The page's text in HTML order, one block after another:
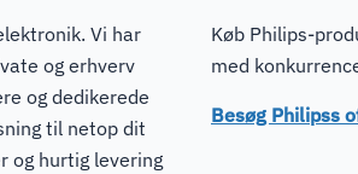
Vi har
og erhverv
og dedikerede
til netop dit
og hurtig levering
Køb Philips-
med
Besøg Philipss